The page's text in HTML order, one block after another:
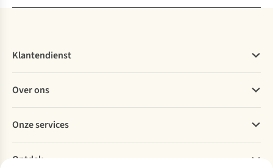
Klantendienst
Bestellen
Betalen
Levering
Retourneren
Bestelling herroepen
Over ons
Explore More
Verantwoord ondernemen
Over Ayacucho
Onze services
Ontdek